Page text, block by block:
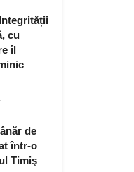
cu
îl
de
într-o
Timiş